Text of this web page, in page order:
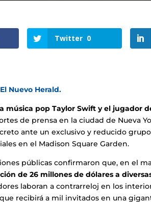
Twitter 0
El Nuevo Herald.
música pop Taylor Swift y el jugador
de prensa en la ciudad de Nueva
ante un exclusivo y reducido
en el Madison Square Garden.
públicas confirmaron que, en el
de 26 millones de dólares a
laboran a contrarreloj en los
recibirá a mil invitados en una